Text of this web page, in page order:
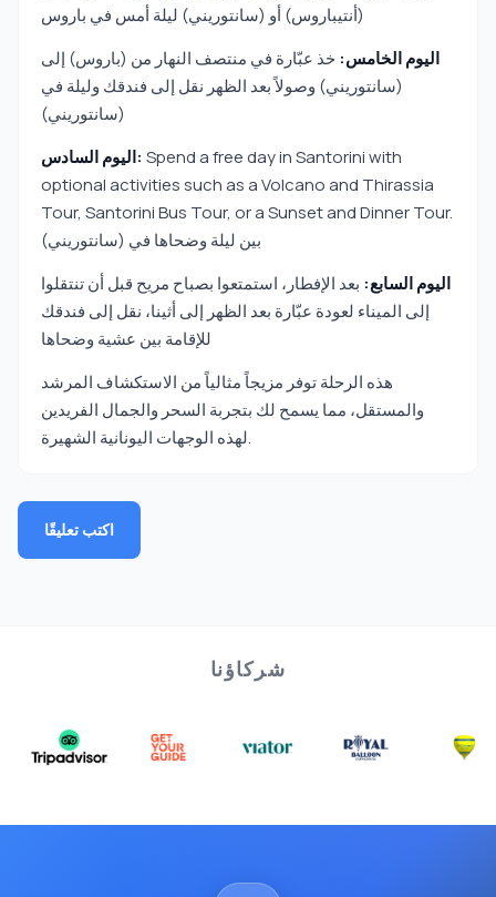
(أنتيباروس) أو (سانتوريني) ليلة أمس في باروس
اليوم الخامس: خذ عبّارة في منتصف النهار من (باروس) إلى
(سانتوريني) وصولاً بعد الظهر نقل إلى فندقك وليلة في
(سانتوريني)
اليوم السادس: Spend a free day in Santorini with
optional activities such as a Volcano and Thirassia
Tour, Santorini Bus Tour, or a Sunset and Dinner Tour.
بين ليلة وضحاها في (سانتوريني)
اليوم السابع: بعد الإفطار، استمتعوا بصباح مريح قبل أن تنتقلوا
إلى الميناء لعودة عبّارة بعد الظهر إلى أثينا، نقل إلى فندقك
للإقامة بين عشية وضحاها
هذه الرحلة توفر مزيجاً مثالياً من الاستكشاف المرشد
والمستقل، مما يسمح لك بتجربة السحر والجمال الفريدين
لهذه الوجهات اليونانية الشهيرة.
اكتب تعليقًا
شركاؤنا